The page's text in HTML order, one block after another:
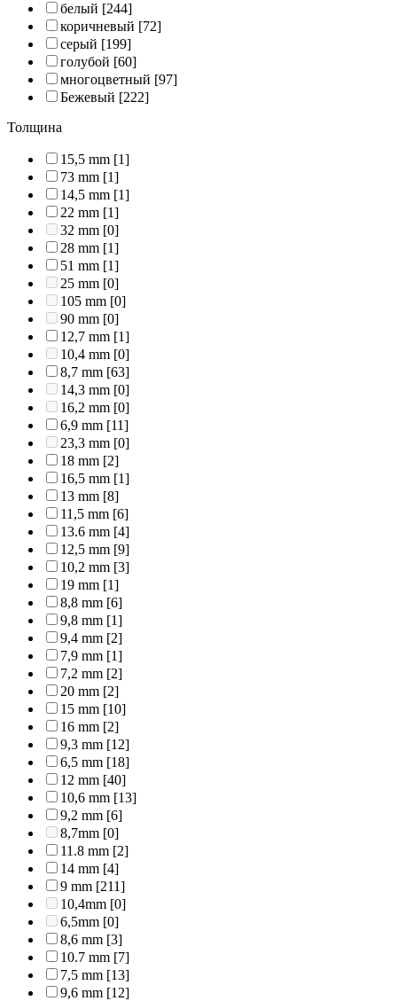
белый [244]
коричневый [72]
серый [199]
голубой [60]
многоцветный [97]
Бежевый [222]
Толщина
15,5 mm [1]
73 mm [1]
14,5 mm [1]
22 mm [1]
32 mm [0]
28 mm [1]
51 mm [1]
25 mm [0]
105 mm [0]
90 mm [0]
12,7 mm [1]
10,4 mm [0]
8,7 mm [63]
14,3 mm [0]
16,2 mm [0]
6,9 mm [11]
23,3 mm [0]
18 mm [2]
16,5 mm [1]
13 mm [8]
11,5 mm [6]
13.6 mm [4]
12,5 mm [9]
10,2 mm [3]
19 mm [1]
8,8 mm [6]
9,8 mm [1]
9,4 mm [2]
7,9 mm [1]
7,2 mm [2]
20 mm [2]
15 mm [10]
16 mm [2]
9,3 mm [12]
6,5 mm [18]
12 mm [40]
10,6 mm [13]
9,2 mm [6]
8,7mm [0]
11.8 mm [2]
14 mm [4]
9 mm [211]
10,4mm [0]
6,5mm [0]
8,6 mm [3]
10.7 mm [7]
7,5 mm [13]
9,6 mm [12]